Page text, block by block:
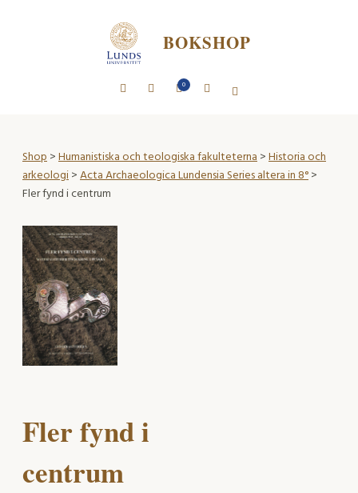
BOKSHOP
0
Shop>Humanistiska och teologiska fakulteterna>Historia och
arkeologi>Acta Archaeologica Lundensia Series altera in 8°>
Fler fynd i centrum
Fler fynd i
centrum